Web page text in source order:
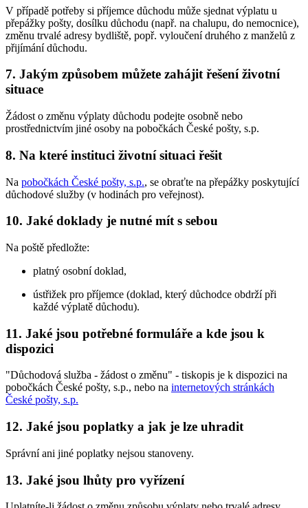
V případě potřeby si příjemce důchodu může sjednat výplatu u
přepážky pošty, dosílku důchodu (např. na chalupu, do nemocnice),
změnu trvalé adresy bydliště, popř. vyloučení druhého z manželů z
přijímání důchodu.
7. Jakým způsobem můžete zahájit řešení životní
situace
Žádost o změnu výplaty důchodu podejte osobně nebo
prostřednictvím jiné osoby na pobočkách České pošty, s.p.
8. Na které instituci životní situaci řešit
Na pobočkách České pošty, s.p., se obraťte na přepážky poskytující
důchodové služby (v hodinách pro veřejnost).
10. Jaké doklady je nutné mít s sebou
Na poště předložte:
platný osobní doklad,
ústřižek pro příjemce (doklad, který důchodce obdrží při
každé výplatě důchodu).
11. Jaké jsou potřebné formuláře a kde jsou k
dispozici
"Důchodová služba - žádost o změnu" - tiskopis je k dispozici na
pobočkách České pošty, s.p., nebo na internetových stránkách
České pošty, s.p.
12. Jaké jsou poplatky a jak je lze uhradit
Správní ani jiné poplatky nejsou stanoveny.
13. Jaké jsou lhůty pro vyřízení